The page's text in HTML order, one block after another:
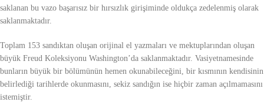
saklanan bu vazo başarısız bir hırsızlık girişiminde oldukça zedelenmiş olarak
saklanmaktadır.
Toplam 153 sandıktan oluşan orijinal el yazmaları ve mektuplarından oluşan
büyük Freud Koleksiyonu Washington’da saklanmaktadır. Vasiyetnamesinde
bunların büyük bir bölümünün hemen okunabileceğini, bir kısmının kendisinin
belirlediği tarihlerde okunmasını, sekiz sandığın ise hiçbir zaman açılmamasını
istemiştir.